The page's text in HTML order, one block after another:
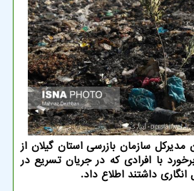
مدیرکل سازمان بازرسی استان گیلان از
با افرادی که در جریان تسریع در
داشتند اطلاع داد.